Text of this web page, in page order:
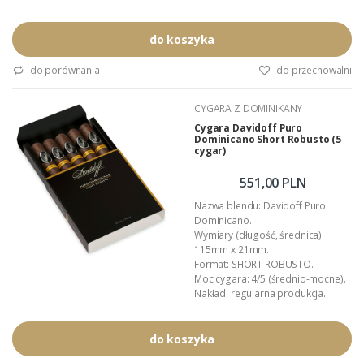
Manufaktura: O.K. Cigars.
Czas palenia: około 60 - 75 minut.
Wykonanie: całkowicie ręczne.
Opakowanie zbiorcze: pudełko
(5 sztuk).
Podana wartość t...
do koszyka
do porównania do przechowalni
CYGARA Z DOMINIKANY
Cygara Davidoff Puro
Dominicano Short Robusto (5
cygar)
551,00 PLN
Nazwa blendu: Davidoff Puro
Dominicano.
Wymiary (długość, średnica):
115mm x 21mm.
Format: SHORT ROBUSTO.
Moc cygara: 4/5 (średnio-mocne).
Nakład: regularna produkcja.
Manufaktura: O.K. Cigars.
Czas palenia: około 35 - 50 minut.
do koszyka